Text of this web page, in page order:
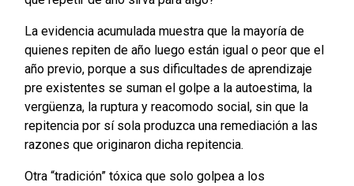
La evidencia acumulada muestra que la mayoría de
quienes repiten de año luego están igual o peor que el
año previo, porque a sus dificultades de aprendizaje
pre existentes se suman el golpe a la autoestima, la
vergüenza, la ruptura y reacomodo social, sin que la
repitencia por sí sola produzca una remediación a las
razones que originaron dicha repitencia.
Otra “tradición” tóxica que solo golpea a los